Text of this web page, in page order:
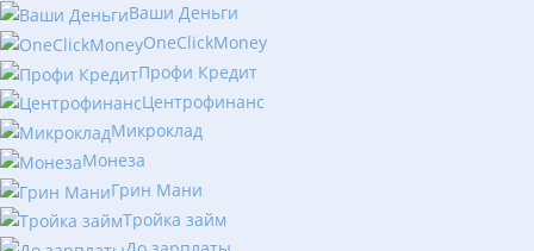
Ваши Деньги
OneClickMoney
Профи Кредит
Центрофинанс
Микроклад
Монеза
Грин Мани
Тройка займ